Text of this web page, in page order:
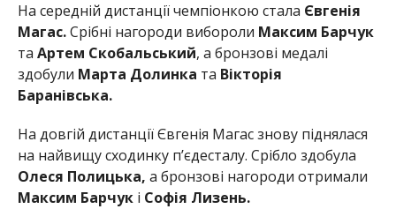
На середній дистанції чемпіонкою стала Євгенія
Магас.Срібні нагороди вибороли Максим Барчук
та Артем Скобальський, а бронзові медалі
здобули Марта Долинка та Вікторія
Баранівська.
На довгій дистанції Євгенія Магас знову піднялася
на найвищу сходинку п’єдесталу. Срібло здобула
Олеся Полицька, а бронзові нагороди отримали
Максим Барчукі Софія Лизень.